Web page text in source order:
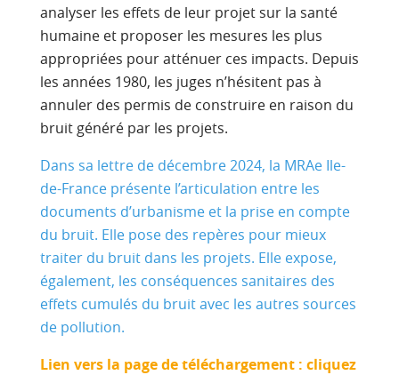
analyser les effets de leur projet sur la santé
humaine et proposer les mesures les plus
appropriées pour atténuer ces impacts. Depuis
les années 1980, les juges n’hésitent pas à
annuler des permis de construire en raison du
bruit généré par les projets.
Dans sa lettre de décembre 2024, la MRAe Ile-
de-France présente l’articulation entre les
documents d’urbanisme et la prise en compte
du bruit. Elle pose des repères pour mieux
traiter du bruit dans les projets. Elle expose,
également, les conséquences sanitaires des
effets cumulés du bruit avec les autres sources
de pollution.
Lien vers la page de téléchargement : cliquez